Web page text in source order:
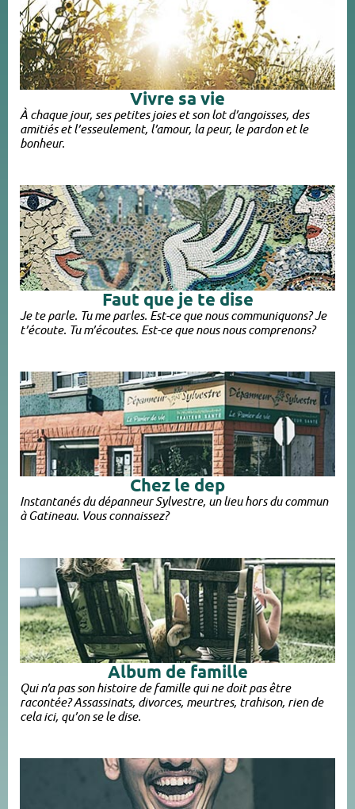
Vivre sa vie
À chaque jour, ses petites joies et son lot d’angoisses, des
amitiés et l’esseulement, l’amour, la peur, le pardon et le
bonheur.
Faut que je te dise
Je te parle. Tu me parles. Est-ce que nous communiquons? Je
t’écoute. Tu m’écoutes. Est-ce que nous nous comprenons?
Chez le dep​
Instantanés du dépanneur Sylvestre, un lieu hors du commun
à Gatineau. Vous connaissez?
Album de famille​
Qui n’a pas son histoire de famille qui ne doit pas être
racontée? Assassinats, divorces, meurtres, trahison, rien de
cela ici, qu’on se le dise.